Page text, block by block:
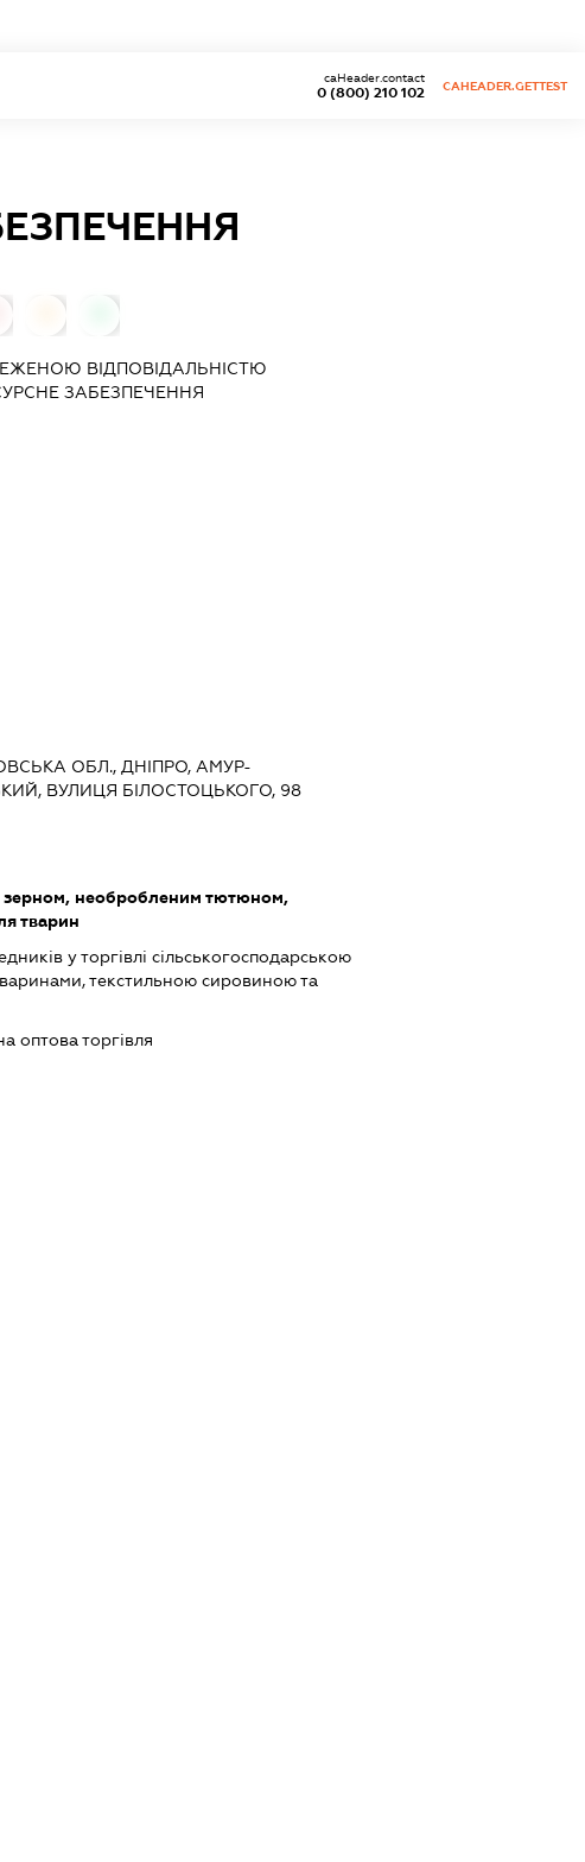
0 (800) 210 102
caHeader.contact
CAHEADER.GETTEST
ВІДПОВІДАЛЬНІСТЮ
ЗАБЕЗПЕЧЕННЯ
ОБЛ., ДНІПРО, АМУР-
ВУЛИЦЯ БІЛОСТОЦЬКОГО, 98
зерном, необробленим тютюном,
тварин
у торгівлі сільськогосподарською
текстильною сировиною та
оптова торгівля